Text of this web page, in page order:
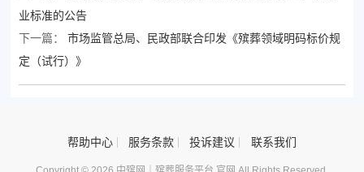
业标准的公告
下一篇：市场监管总局、民政部联合印发《殡葬领域明码标价规
定（试行）》
帮助中心 服务条款 投诉建议 联系我们